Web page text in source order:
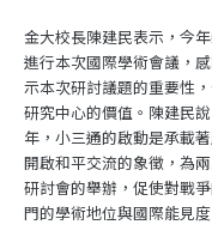
金大校長陳建民表示，今
進行本次國際學術會議，
示本次研討議題的重要性
研究中心的價值。陳建民
年，小三通的啟動是承載
開啟和平交流的象徵，為
研討會的舉辦，促使對戰
門的學術地位與國際能見度